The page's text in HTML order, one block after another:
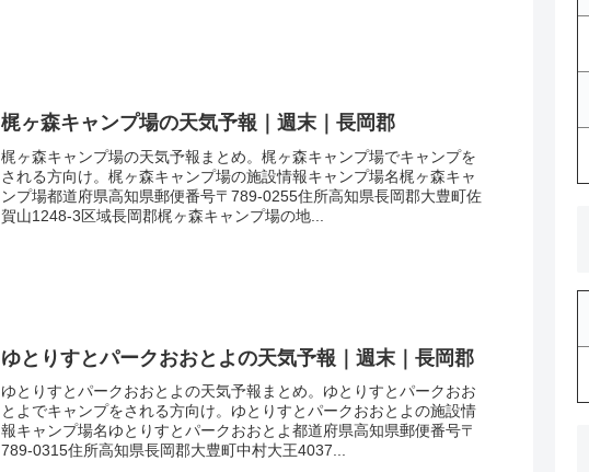
梶ヶ森キャンプ場の天気予報｜週末｜長岡郡
梶ヶ森キャンプ場の天気予報まとめ。梶ヶ森キャンプ場でキャンプを
される方向け。梶ヶ森キャンプ場の施設情報キャンプ場名梶ヶ森キャ
ンプ場都道府県高知県郵便番号〒789-0255住所高知県長岡郡大豊町佐
賀山1248-3区域長岡郡梶ヶ森キャンプ場の地...
ゆとりすとパークおおとよの天気予報｜週末｜長岡郡
ゆとりすとパークおおとよの天気予報まとめ。ゆとりすとパークおお
とよでキャンプをされる方向け。ゆとりすとパークおおとよの施設情
報キャンプ場名ゆとりすとパークおおとよ都道府県高知県郵便番号〒
789-0315住所高知県長岡郡大豊町中村大王4037...